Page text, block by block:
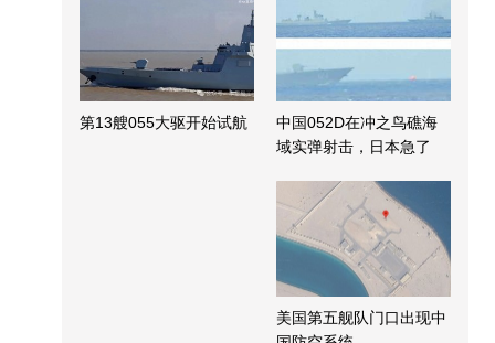
第13艘055大驱开始试航
中国052D在冲之鸟礁海
域实弹射击，日本急了
美国第五舰队门口出现中